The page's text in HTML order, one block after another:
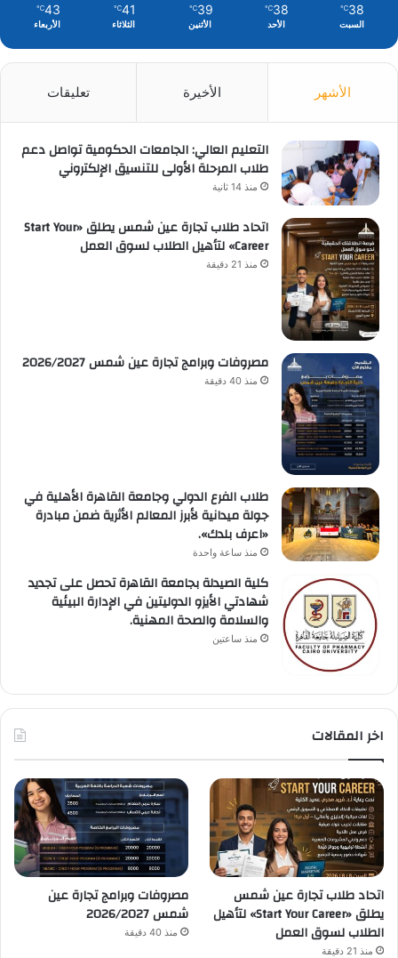
38
℃
السبت
38
℃
الأحد
39
℃
الأثنين
41
℃
الثلاثاء
43
℃
الأربعاء
الأشهر الأخيرة تعليقات
التعليم العالي: الجامعات الحكومية تواصل دعم
طلاب المرحلة الأولى للتنسيق الإلكتروني
منذ 14 ثانية
اتحاد طلاب تجارة عين شمس يطلق «Start Your
Career» لتأهيل الطلاب لسوق العمل
منذ 21 دقيقة
مصروفات وبرامج تجارة عين شمس 2026/2027
منذ 40 دقيقة
طلاب الفرع الدولي وجامعة القاهرة الأهلية في
جولة ميدانية لأبرز المعالم الأثرية ضمن مبادرة
«اعرف بلدك».
منذ ساعة واحدة
كلية الصيدلة بجامعة القاهرة تحصل على تجديد
شهادتي الأيزو الدوليتين في الإدارة البيئية
والسلامة والصحة المهنية.
منذ ساعتين
اخر المقالات
اتحاد طلاب تجارة عين شمس
يطلق «Start Your Career» لتأهيل
الطلاب لسوق العمل
منذ 21 دقيقة
مصروفات وبرامج تجارة عين
شمس 2026/2027
منذ 40 دقيقة